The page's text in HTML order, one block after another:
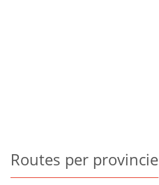
Routes per provincie